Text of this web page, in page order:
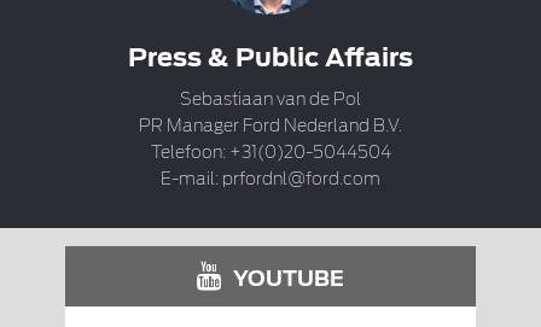
Press & Public Affairs
Sebastiaan van de Pol
PR Manager Ford Nederland B.V.
Telefoon: +31(0)20-5044504
E-mail: prfordnl@ford.com
YOUTUBE